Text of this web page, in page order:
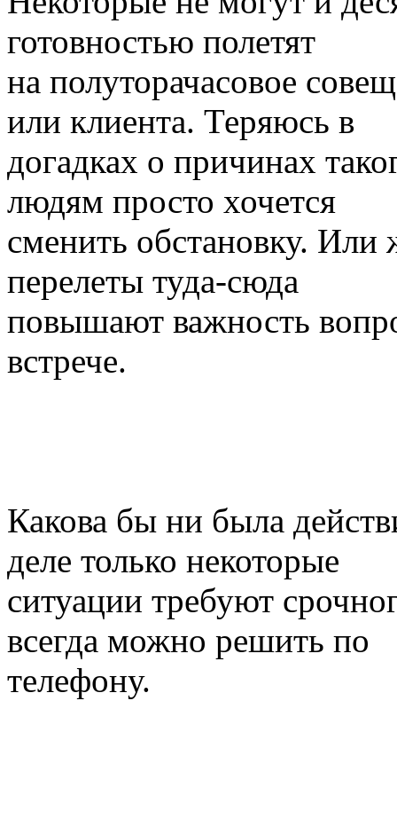
готовностью полетят
на полуторачасовое
или клиента. Теряюсь в
догадках о причинах
людям просто хочется
сменить обстановку.
перелеты туда-сюда
повышают важность
встрече.
Какова бы ни была
деле только некоторые
ситуации требуют
всегда можно решить по
телефону.